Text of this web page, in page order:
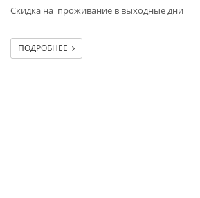
Скидка на проживание в выходные дни
ПОДРОБНЕЕ